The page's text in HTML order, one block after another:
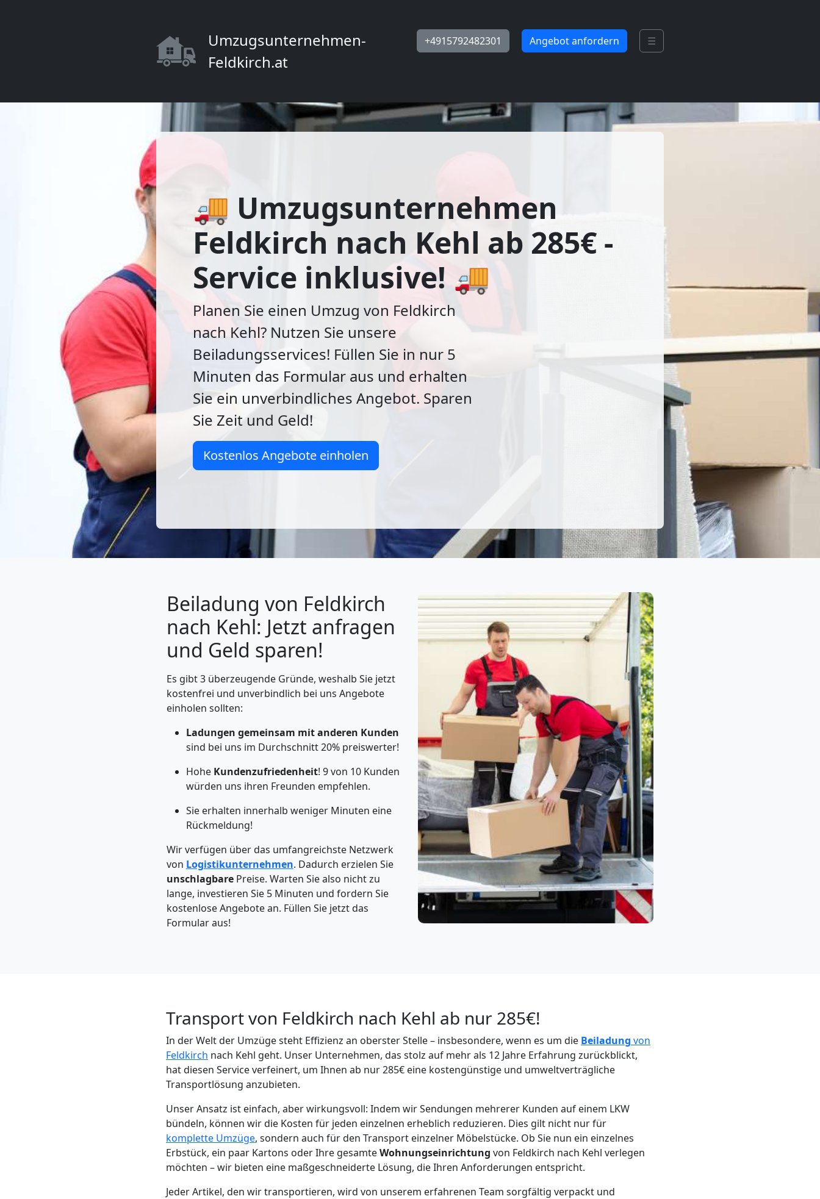
Umzugsunternehmen-
Feldkirch.at
+4915792482301 Angebot anfordern ☰
🚚 Umzugsunternehmen
Feldkirch nach Kehl ab 285€ -
Service inklusive! 🚚
Planen Sie einen Umzug von Feldkirch
nach Kehl? Nutzen Sie unsere
Beiladungsservices! Füllen Sie in nur 5
Minuten das Formular aus und erhalten
Sie ein unverbindliches Angebot. Sparen
Sie Zeit und Geld!
Kostenlos Angebote einholen
Beiladung von Feldkirch
nach Kehl: Jetzt anfragen
und Geld sparen!
Es gibt 3 überzeugende Gründe, weshalb Sie jetzt
kostenfrei und unverbindlich bei uns Angebote
einholen sollten:
Ladungen gemeinsam mit anderen Kunden
sind bei uns im Durchschnitt 20% preiswerter!
Hohe Kundenzufriedenheit! 9 von 10 Kunden
würden uns ihren Freunden empfehlen.
Sie erhalten innerhalb weniger Minuten eine
Rückmeldung!
Wir verfügen über das umfangreichste Netzwerk
von Logistikunternehmen. Dadurch erzielen Sie
unschlagbarePreise. Warten Sie also nicht zu
lange, investieren Sie 5 Minuten und fordern Sie
kostenlose Angebote an. Füllen Sie jetzt das
Formular aus!
Transport von Feldkirch nach Kehl ab nur 285€!
In der Welt der Umzüge steht Effizienz an oberster Stelle – insbesondere, wenn es um die Beiladung von
Feldkirch nach Kehl geht. Unser Unternehmen, das stolz auf mehr als 12 Jahre Erfahrung zurückblickt,
hat diesen Service verfeinert, um Ihnen ab nur 285€ eine kostengünstige und umweltverträgliche
Transportlösung anzubieten.
Unser Ansatz ist einfach, aber wirkungsvoll: Indem wir Sendungen mehrerer Kunden auf einem LKW
bündeln, können wir die Kosten für jeden einzelnen erheblich reduzieren. Dies gilt nicht nur für
komplette Umzüge, sondern auch für den Transport einzelner Möbelstücke. Ob Sie nun ein einzelnes
Erbstück, ein paar Kartons oder Ihre gesamteWohnungseinrichtung von Feldkirch nach Kehl verlegen
möchten – wir bieten eine maßgeschneiderte Lösung, die Ihren Anforderungen entspricht.
Jeder Artikel, den wir transportieren, wird von unserem erfahrenen Team sorgfältig verpackt und